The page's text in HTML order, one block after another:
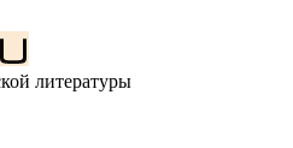
литературы